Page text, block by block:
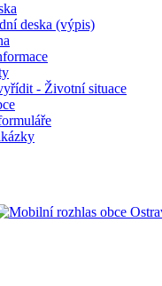
deska (výpis)
- Životní situace